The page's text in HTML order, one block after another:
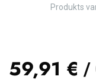
59,91 € /
Produkts